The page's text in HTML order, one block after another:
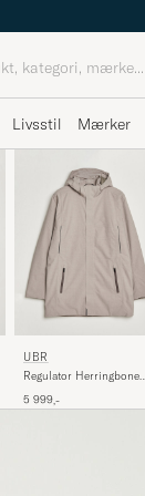
Livsstil Mærker
UBR
Regulator Herringbone
5 999,-